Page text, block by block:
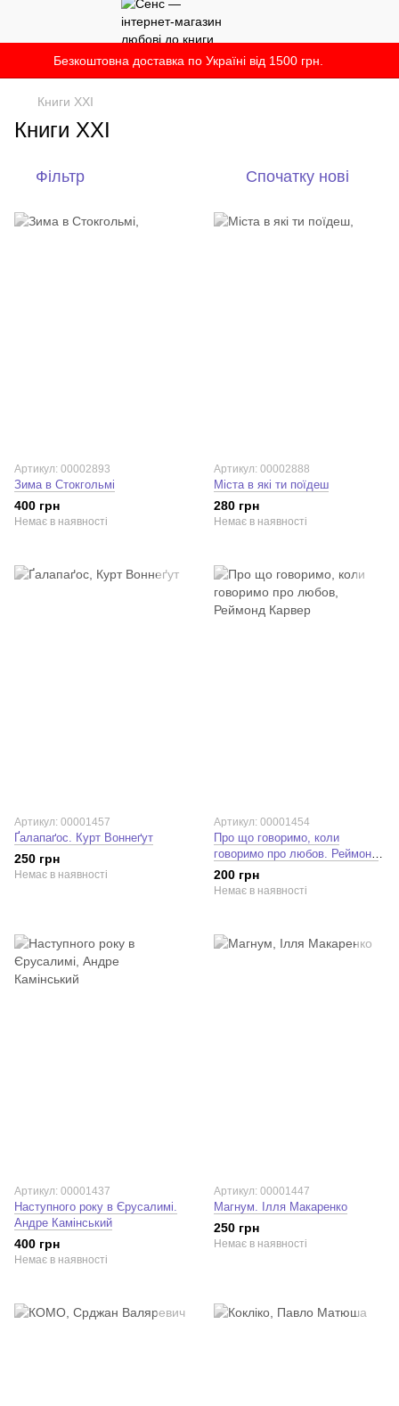
Безкоштовна доставка по Україні від 1500 грн.
Книги XXI
Книги XXI
Фільтр Спочатку нові
Артикул: 00002893
Зима в Стокгольмі
400 грн
Немає в наявності
Артикул: 00002888
Міста в які ти поїдеш
280 грн
Немає в наявності
Артикул: 00001457
Ґалапаґос. Курт Воннеґут
250 грн
Немає в наявності
Артикул: 00001454
Про що говоримо, коли
говоримо про любов. Реймонд
Карвер
200 грн
Немає в наявності
Артикул: 00001437
Наступного року в Єрусалимі.
Андре Камінський
400 грн
Немає в наявності
Артикул: 00001447
Магнум. Ілля Макаренко
250 грн
Немає в наявності